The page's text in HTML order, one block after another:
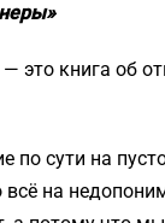
книга об
по сути на
на